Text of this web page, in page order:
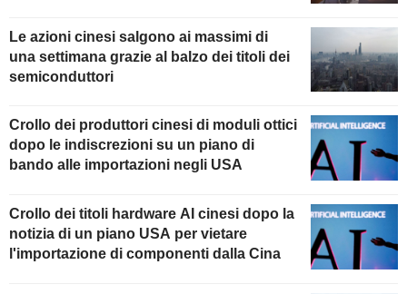
Le azioni cinesi salgono ai massimi di
una settimana grazie al balzo dei titoli dei
semiconduttori
Crollo dei produttori cinesi di moduli ottici
dopo le indiscrezioni su un piano di
bando alle importazioni negli USA
Crollo dei titoli hardware AI cinesi dopo la
notizia di un piano USA per vietare
l'importazione di componenti dalla Cina